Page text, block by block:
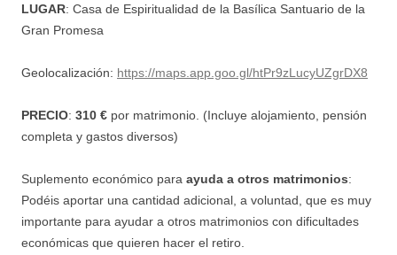
LUGAR: Casa de Espiritualidad de la Basílica Santuario de la
Gran Promesa
Geolocalización: https://maps.app.goo.gl/htPr9zLucyUZgrDX8
PRECIO: 310 € por matrimonio. (Incluye alojamiento, pensión
completa y gastos diversos)
Suplemento económico para ayuda a otros matrimonios:
Podéis aportar una cantidad adicional, a voluntad, que es muy
importante para ayudar a otros matrimonios con dificultades
económicas que quieren hacer el retiro.